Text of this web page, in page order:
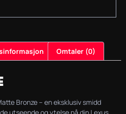
Omtaler (0)
Bronze – en eksklusiv smidd